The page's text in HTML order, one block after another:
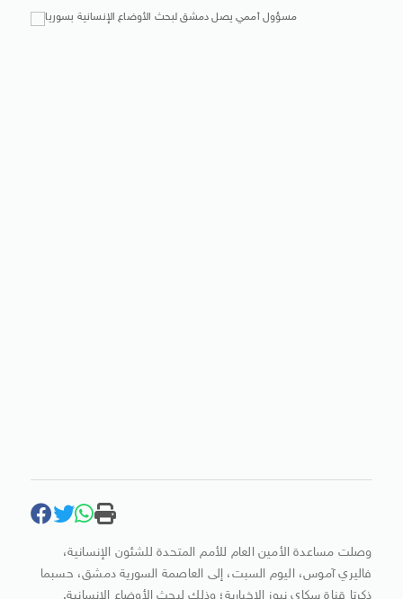
وصلت مساعدة الأمين العام للأمم المتحدة للشئون الإنسانية،
فاليري آموس، اليوم السبت، إلى العاصمة السورية دمشق، حسبما